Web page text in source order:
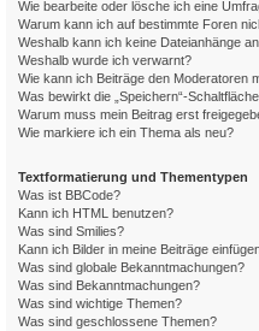
Wie bearbeite oder lösche ich eine
Warum kann ich auf bestimmte Foren
Weshalb kann ich keine Dateianhänge
Weshalb wurde ich verwarnt?
Wie kann ich Beiträge den Moderatoren
Was bewirkt die „Speichern“-
Warum muss mein Beitrag erst
Wie markiere ich ein Thema als neu?
Textformatierung und Thementypen
Was ist BBCode?
Kann ich HTML benutzen?
Was sind Smilies?
Kann ich Bilder in meine Beiträge
Was sind globale Bekanntmachungen?
Was sind Bekanntmachungen?
Was sind wichtige Themen?
Was sind geschlossene Themen?